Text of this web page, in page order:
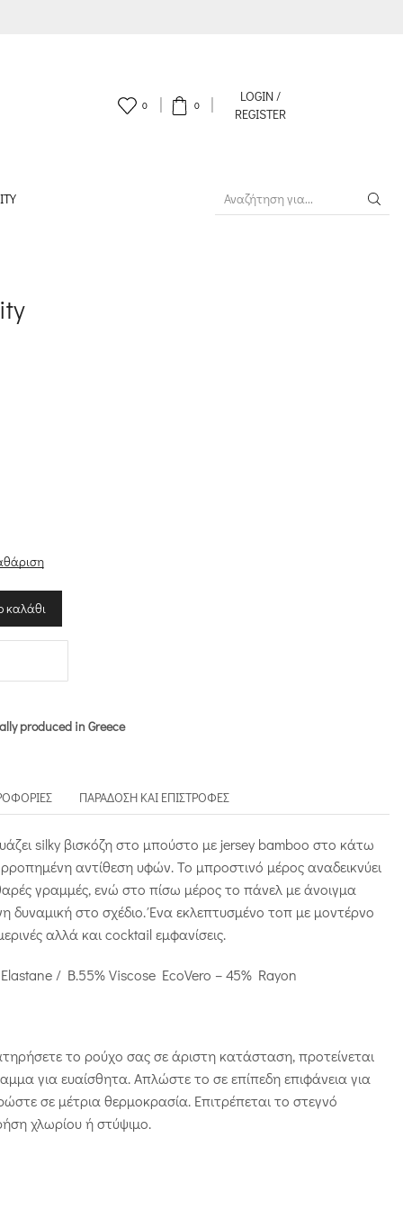
0 0
LOGIN /
REGISTER
SEARCH
καλάθι
produced in Greece
ΠΑΡΆΔΟΣΗ ΚΑΙ ΕΠΙΣΤΡΟΦΈΣ
silky βισκόζη στο μπούστο με jersey bamboo στο κάτω
αντίθεση υφών. Το μπροστινό μέρος αναδεικνύει
γραμμές, ενώ στο πίσω μέρος το πάνελ με άνοιγμα
δυναμική στο σχέδιο. Ένα εκλεπτυσμένο τοπ με μοντέρνο
αλλά και cocktail εμφανίσεις.
/ B.55% Viscose EcoVero – 45% Rayon
το ρούχο σας σε άριστη κατάσταση, προτείνεται
για ευαίσθητα. Απλώστε το σε επίπεδη επιφάνεια για
σε μέτρια θερμοκρασία. Επιτρέπεται το στεγνό
χλωρίου ή στύψιμο.